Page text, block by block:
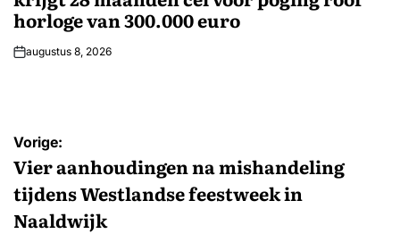
horloge van 300.000 euro
augustus 8, 2026
Bericht
navigatie
Vorige:
Vier aanhoudingen na mishandeling
tijdens Westlandse feestweek in
Naaldwijk